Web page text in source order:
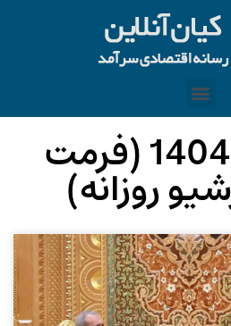
خرداد 7, 1404 (فرمت
روزانه)